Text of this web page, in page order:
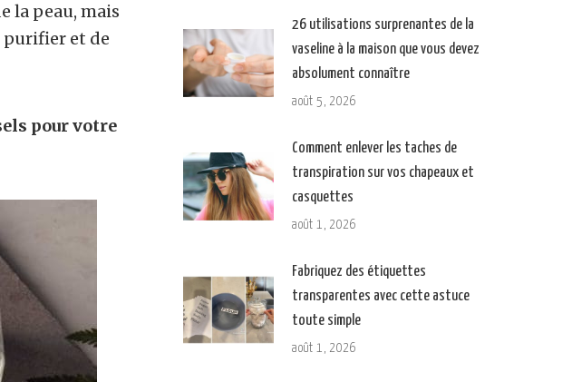
la peau, mais
purifier et de
pour votre
26 utilisations surprenantes de la
vaseline à la maison que vous devez
absolument connaître
août 5, 2026
Comment enlever les taches de
transpiration sur vos chapeaux et
casquettes
août 1, 2026
Fabriquez des étiquettes
transparentes avec cette astuce
toute simple
août 1, 2026